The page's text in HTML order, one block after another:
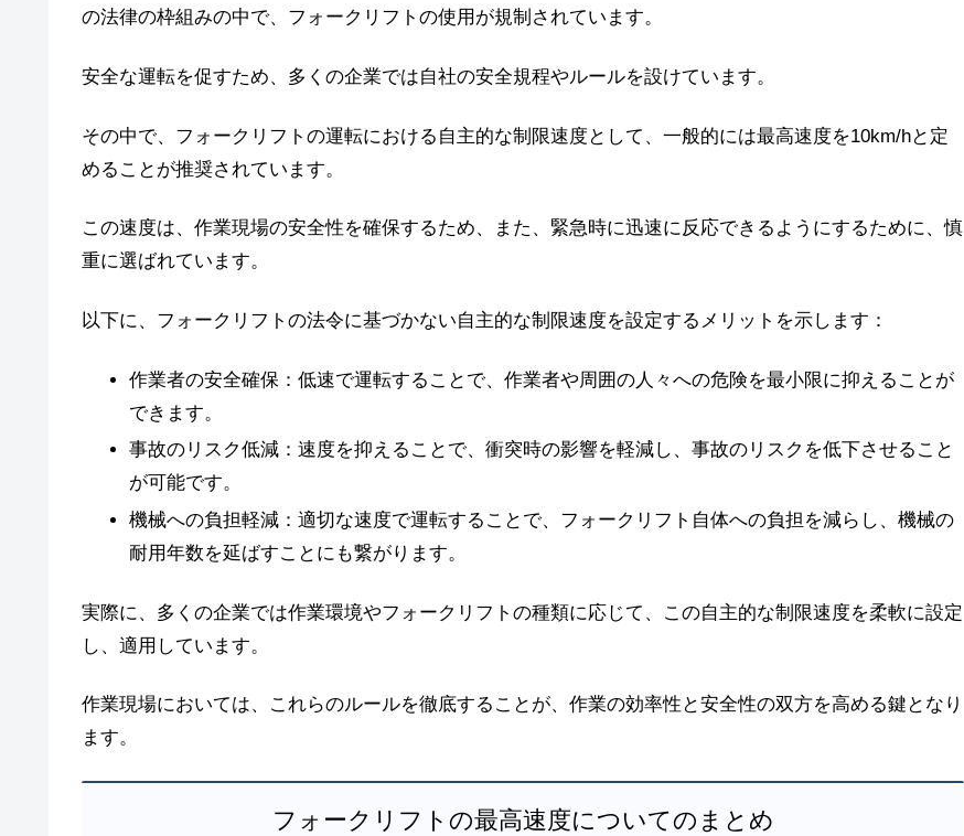
の法律の枠組みの中で、フォークリフトの使用が規制されています。
安全な運転を促すため、多くの企業では自社の安全規程やルールを設けています。
その中で、フォークリフトの運転における自主的な制限速度として、一般的には最高速度を10km/hと定
めることが推奨されています。
この速度は、作業現場の安全性を確保するため、また、緊急時に迅速に反応できるようにするために、慎
重に選ばれています。
以下に、フォークリフトの法令に基づかない自主的な制限速度を設定するメリットを示します：
作業者の安全確保：低速で運転することで、作業者や周囲の人々への危険を最小限に抑えることが
できます。
事故のリスク低減：速度を抑えることで、衝突時の影響を軽減し、事故のリスクを低下させること
が可能です。
機械への負担軽減：適切な速度で運転することで、フォークリフト自体への負担を減らし、機械の
耐用年数を延ばすことにも繋がります。
実際に、多くの企業では作業環境やフォークリフトの種類に応じて、この自主的な制限速度を柔軟に設定
し、適用しています。
作業現場においては、これらのルールを徹底することが、作業の効率性と安全性の双方を高める鍵となり
ます。
フォークリフトの最高速度についてのまとめ